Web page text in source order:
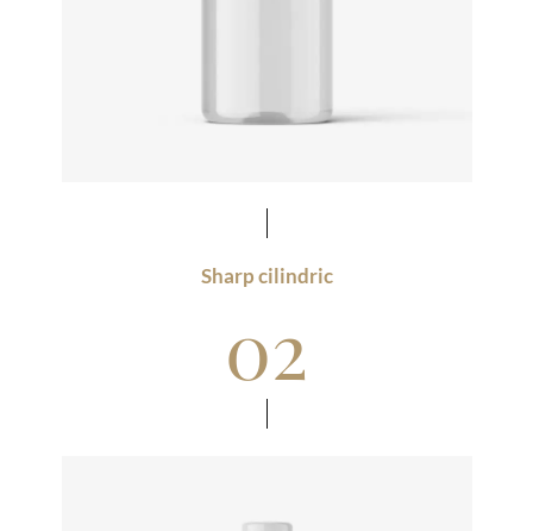
Sharp cilindric
02